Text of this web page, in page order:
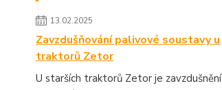
13.02.2025
Zavzdušňování palivové soustavy u
traktorů Zetor
U starších traktorů Zetor je zavzdušnění